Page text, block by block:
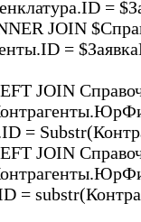
=
JOIN
=
JOIN
=
JOIN
=